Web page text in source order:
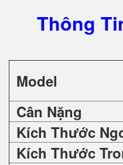
Thông
Model
Cân Nặng
Kích Thước
Kích Thước